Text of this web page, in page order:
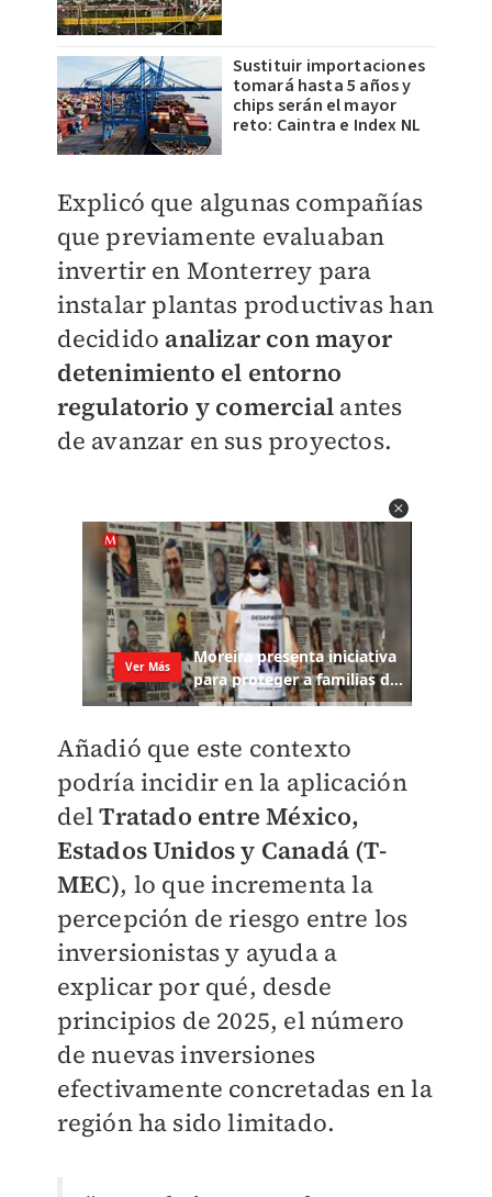
Sustituir importaciones
tomará hasta 5 años y
chips serán el mayor
reto: Caintra e Index NL
Explicó que algunas compañías
que previamente evaluaban
invertir en Monterrey para
instalar plantas productivas han
decidido analizar con mayor
detenimiento el entorno
regulatorio y comercial antes
de avanzar en sus proyectos.
Añadió que este contexto
podría incidir en la aplicación
delTratado entre México,
Estados Unidos y Canadá (T-
MEC), lo que incrementa la
percepción de riesgo entre los
inversionistas y ayuda a
explicar por qué, desde
principios de 2025, el número
de nuevas inversiones
efectivamente concretadas en la
región ha sido limitado.